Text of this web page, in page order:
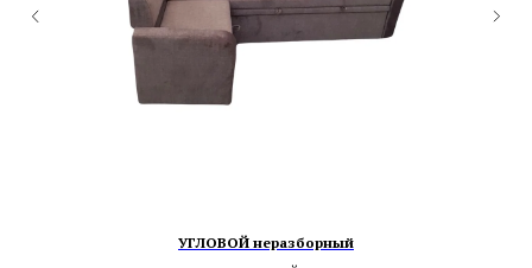
УГЛОВОЙ неразборный